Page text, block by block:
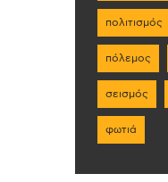
πολιτισμός
πόλεμος
σεισμός
φωτιά